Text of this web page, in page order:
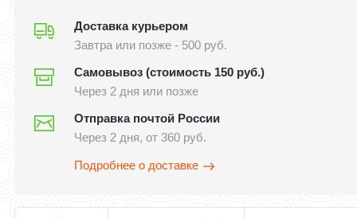
Доставка курьером
Завтра или позже - 500 руб.
Самовывоз (стоимость 150 руб.)
Через 2 дня или позже
Отправка почтой России
Через 2 дня, от 360 руб.
Подробнее о доставке